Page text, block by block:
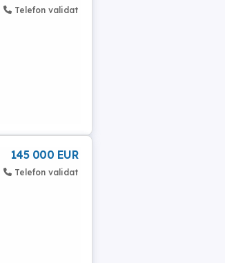
Telefon validat
145 000 EUR
Telefon validat